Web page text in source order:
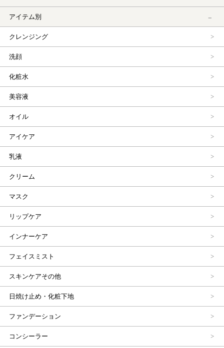
アイテム別
クレンジング
洗顔
化粧水
美容液
オイル
アイケア
乳液
クリーム
マスク
リップケア
インナーケア
フェイスミスト
スキンケアその他
日焼け止め・化粧下地
ファンデーション
コンシーラー